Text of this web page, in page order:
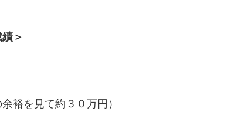
＞
裕を見て約３０万円）